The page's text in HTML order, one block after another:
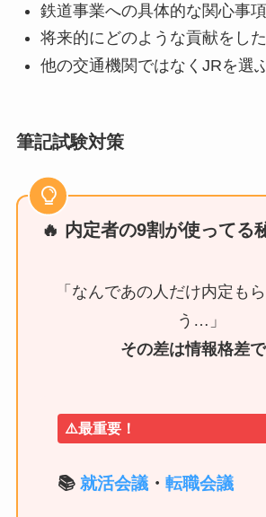
鉄道事業への具体的な関心事項
将来的にどのような貢献をし
他の交通機関ではなくJRを選
筆記試験対策
🔥 内定者の9割が使ってる
「なんであの人だけ内定も
う…」
その差は情報格差
⚠️最重要！
📚 就活会議・ 転職会議